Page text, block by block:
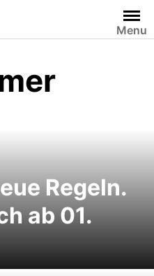
Menu
Regeln.
ab 01.